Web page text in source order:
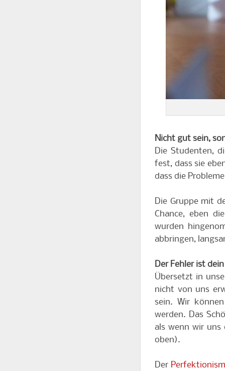
Nicht gut sein,
Die Studenten,
fest, dass sie
dass die
Die Gruppe mit
Chance, eben
wurden
abbringen,
Der Fehler ist
Übersetzt in
nicht von uns
sein. Wir
werden. Das
als wenn wir uns
oben).
Der